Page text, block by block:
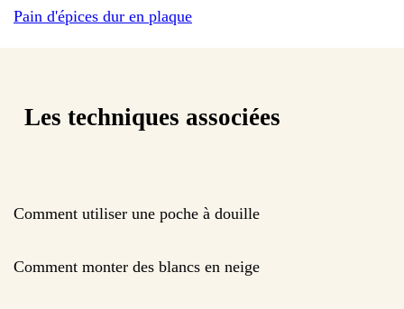
Pain d'épices dur en plaque
Les techniques associées
Comment utiliser une poche à douille
Comment monter des blancs en neige